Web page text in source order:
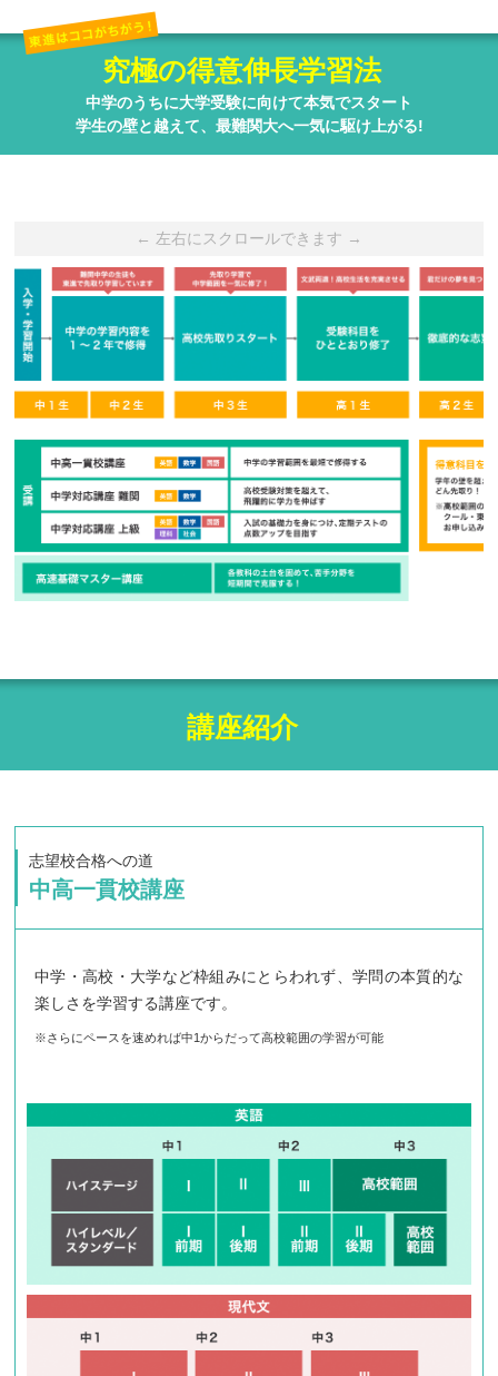
究極の得意伸長学習法
中学のうちに大学受験に向けて本気でスタート
学生の壁と越えて、最難関大へ一気に駆け上がる!
← 左右にスクロールできます →
講座紹介
志望校合格への道
中高一貫校講座
中学・高校・大学など枠組みにとらわれず、学問の本質的な
楽しさを学習する講座です。
※さらにペースを速めれば中1からだって高校範囲の学習が可能